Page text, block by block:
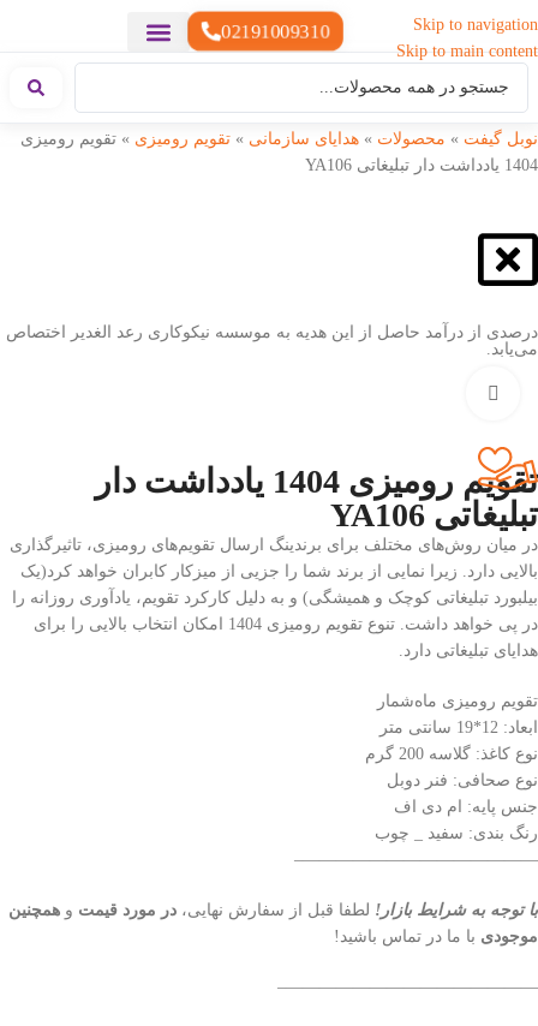
Skip to navigation
Skip to main content
02191009310
نوبل گیفت » محصولات » هدایای سازمانی » تقویم رومیزی » تقویم رومیزی
1404 یادداشت دار تبلیغاتی YA106
درصدی از درآمد حاصل از این هدیه به موسسه نیکوکاری رعد الغدیر اختصاص
می‌یابد.
تقویم رومیزی 1404 یادداشت دار
تبلیغاتی YA106
در میان روش‌های مختلف برای برندینگ ارسال تقویم‌های رومیزی، تاثیرگذاری
بالایی دارد. زیرا نمایی از برند شما را جزیی از میزکار کابران خواهد کرد(یک
بیلبورد تبلیغاتی کوچک و همیشگی) و به دلیل کارکرد تقویم، یادآوری روزانه را
در پی خواهد داشت. تنوع تقویم رومیزی 1404 امکان انتخاب بالایی را برای
هدایای تبلیغاتی دارد.
تقویم رومیزی ما‌ه‌شمار
ابعاد: 12*19 سانتی متر
نوع کاغذ: گلاسه 200 گرم
نوع صحافی: فنر دوبل
جنس پایه: ام دی اف
رنگ بندی: سفید _ چوب
——————————————–
با توجه به شرایط بازار! لطفا قبل از سفارش نهایی، در مورد قیمت و همچنین
موجودی با ما در تماس باشید!
———————————————–